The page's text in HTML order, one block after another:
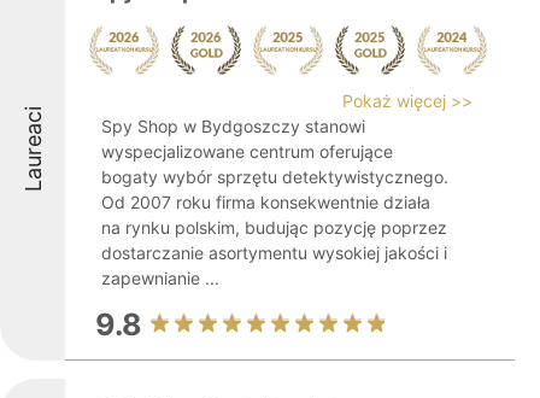
Laureaci
Pokaż więcej >>
Spy Shop w Bydgoszczy stanowi
wyspecjalizowane centrum oferujące
bogaty wybór sprzętu detektywistycznego.
Od 2007 roku firma konsekwentnie działa
na rynku polskim, budując pozycję poprzez
dostarczanie asortymentu wysokiej jakości i
zapewnianie ...
9.8